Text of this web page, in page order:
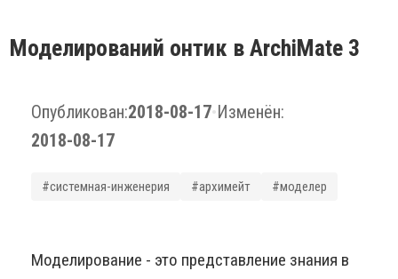
Моделирований онтик в ArchiMate 3
Опубликован:2018-08-17•Изменён:
2018-08-17
#системная-инженерия #архимейт #моделер
Моделирование - это представление знания в